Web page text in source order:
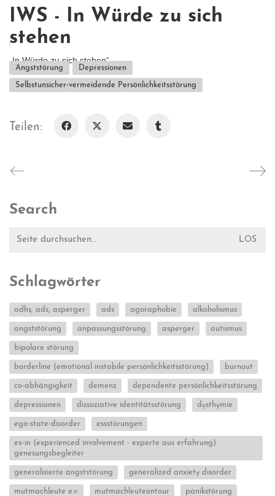
IWS - In Würde zu sich
stehen
„In Würde zu sich stehen“...
Angststörung Depressionen
Selbstunsicher-vermeidende Persönlichkeitsstörung
Teilen:
Search
nach:
Schlagwörter
adhs, ads, asperger ads agoraphobie alkoholismus
angststörung anpassungsstörung asperger autismus
bipolare störung
borderline (emotional instabile persönlichkeitsstörung) burnout
co-abhängigkeit demenz dependente persönlichkeitsstörung
depressionen dissoziative identitätsstörung dysthymie
ego-state-disorder essstörungen
ex-in (experienced involvement - experte aus erfahrung)
genesungsbegleiter
generalisierte angststörung generalized anxiety disorder
mutmachleute e.v. mutmachleuteontour panikstörung